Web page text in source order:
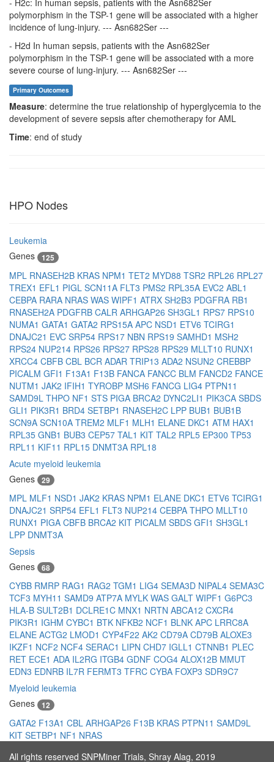
- H2c: In human sepsis, patients with the Asn682Ser
polymorphism in the TSP-1 gene will be associated with a higher
incidence of lung-injury. --- Asn682Ser ---
- H2d In human sepsis, patients with the Asn682Ser
polymorphism in the TSP-1 gene will be associated with a more
severe course of lung-injury. --- Asn682Ser ---
Primary Outcomes
Measure: determine the true relationship of hyperglycemia to the
development of severe sepsis after chemotherapy for AML
Time: end of study
HPO Nodes
Leukemia
Genes
125
MPL RNASEH2B KRAS NPM1 TET2 MYD88 TSR2 RPL26 RPL27
TREX1 EFL1 PIGL SCN11A FLT3 PMS2 RPL35A EVC2 ABL1
CEBPA RARA NRAS WAS WIPF1 ATRX SH2B3 PDGFRA RB1
RNASEH2A PDGFRB CALR ARHGAP26 SH3GL1 RPS7 RPS10
NUMA1 GATA1 GATA2 RPS15A APC NSD1 ETV6 TCIRG1
DNAJC21 EVC SRP54 RPS17 NBN RPS19 SAMHD1 MSH2
RPS24 NUP214 RPS26 RPS27 RPS28 RPS29 MLLT10 RUNX1
XRCC4 CBFB CBL BCR ADAR TRIP13 ADA2 NSUN2 CREBBP
PICALM GFI1 F13A1 F13B FANCA FANCC BLM FANCD2 FANCE
NUTM1 JAK2 IFIH1 TYROBP MSH6 FANCG LIG4 PTPN11
SAMD9L THPO NF1 STS PIGA BRCA2 DYNC2LI1 PIK3CA SBDS
GLI1 PIK3R1 BRD4 SETBP1 RNASEH2C LPP BUB1 BUB1B
SCN9A SCN10A TREM2 MLF1 MLH1 ELANE DKC1 ATM HAX1
RPL35 GNB1 BUB3 CEP57 TAL1 KIT TAL2 RPL5 EP300 TP53
RPL11 KIF11 RPL15 DNMT3A RPL18
Acute myeloid leukemia
Genes
29
MPL MLF1 NSD1 JAK2 KRAS NPM1 ELANE DKC1 ETV6 TCIRG1
DNAJC21 SRP54 EFL1 FLT3 NUP214 CEBPA THPO MLLT10
RUNX1 PIGA CBFB BRCA2 KIT PICALM SBDS GFI1 SH3GL1
LPP DNMT3A
Sepsis
Genes
68
CYBB RMRP RAG1 RAG2 TGM1 LIG4 SEMA3D NIPAL4 SEMA3C
TCF3 MYH11 SAMD9 ATP7A MYLK WAS GALT WIPF1 G6PC3
HLA-B SULT2B1 DCLRE1C MNX1 NRTN ABCA12 CXCR4
PIK3R1 IGHM CYBC1 BTK NFKB2 NCF1 BLNK APC LRRC8A
ELANE ACTG2 LMOD1 CYP4F22 AK2 CD79A CD79B ALOXE3
IKZF1 NCF2 NCF4 SERAC1 LIPN CHD7 IGLL1 CTNNB1 PLEC
RET ECE1 ADA IL2RG ITGB4 GDNF COG4 ALOX12B MMUT
EDN3 EDNRB IL7R FERMT3 TFRC CYBA FOXP3 SDR9C7
Myeloid leukemia
Genes
12
GATA2 F13A1 CBL ARHGAP26 F13B KRAS PTPN11 SAMD9L
KIT SETBP1 NF1 NRAS
All rights reserved SNPMiner Trials, Shray Alag, 2019